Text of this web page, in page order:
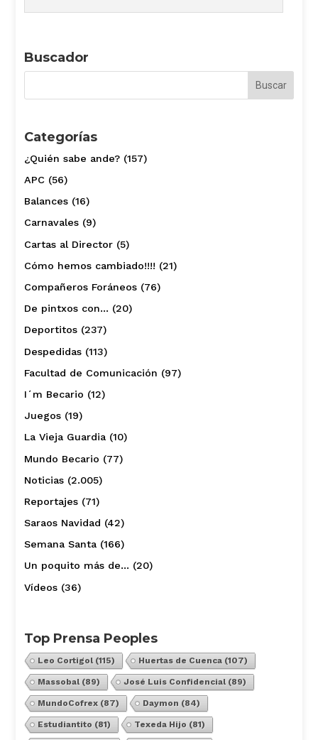
Buscador
Categorías
¿Quién sabe ande?(157)
APC(56)
Balances(16)
Carnavales(9)
Cartas al Director(5)
Cómo hemos cambiado!!!! (21)
Compañeros Foráneos(76)
De pintxos con… (20)
Deportitos(237)
Despedidas(113)
Facultad de Comunicación (97)
I´m Becario (12)
Juegos(19)
La Vieja Guardia(10)
Mundo Becario (77)
Noticias(2.005)
Reportajes(71)
Saraos Navidad (42)
Semana Santa(166)
Un poquito más de… (20)
Vídeos(36)
Top Prensa Peoples
Leo Cortigol(115) Huertas de Cuenca(107)
Massobal(89) José Luis Confidencial(89)
MundoCofrex(87) Daymon (84)
Estudiantito (81) Texeda Hijo (81)